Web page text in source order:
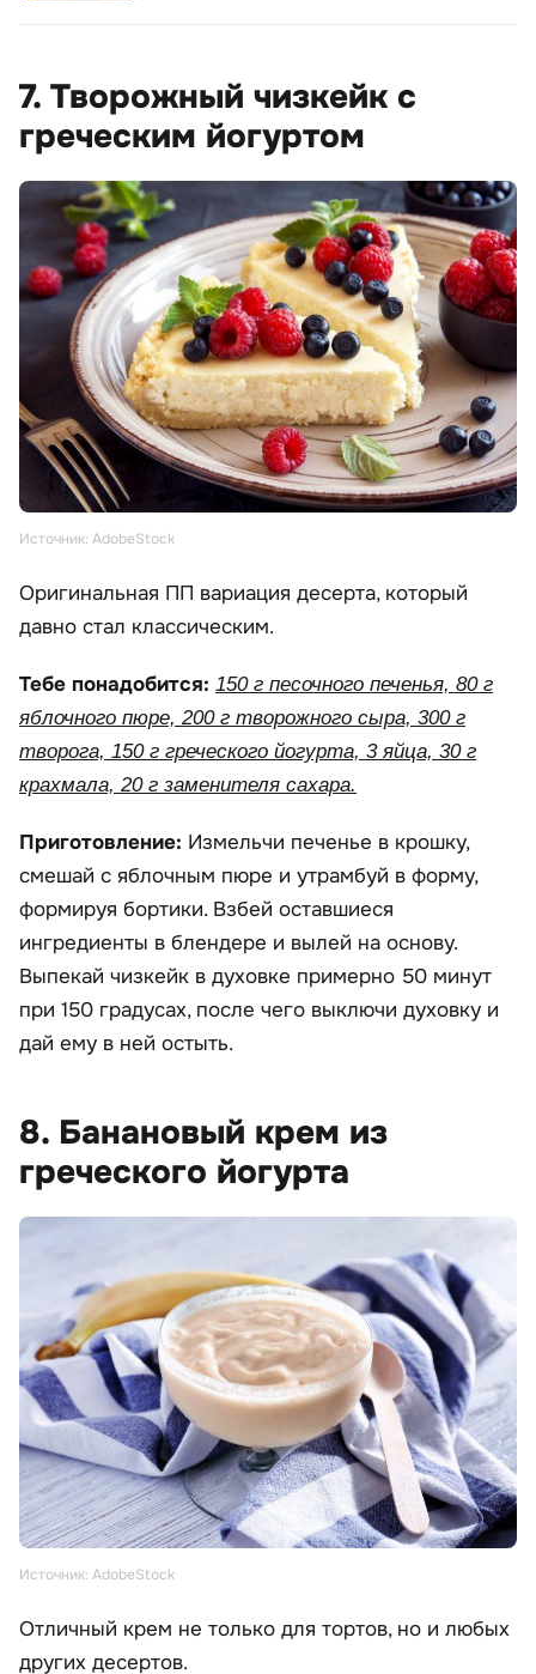
7. Творожный чизкейк с
греческим йогуртом
Источник: AdobeStock
Оригинальная ПП вариация десерта, который
давно стал классическим.
Тебе понадобится: 150 г песочного печенья, 80 г
яблочного пюре, 200 г творожного сыра, 300 г
творога, 150 г греческого йогурта, 3 яйца, 30 г
крахмала, 20 г заменителя сахара.
Приготовление: Измельчи печенье в крошку,
смешай с яблочным пюре и утрамбуй в форму,
формируя бортики. Взбей оставшиеся
ингредиенты в блендере и вылей на основу.
Выпекай чизкейк в духовке примерно 50 минут
при 150 градусах, после чего выключи духовку и
дай ему в ней остыть.
8. Банановый крем из
греческого йогурта
Источник: AdobeStock
Отличный крем не только для тортов, но и любых
других десертов.